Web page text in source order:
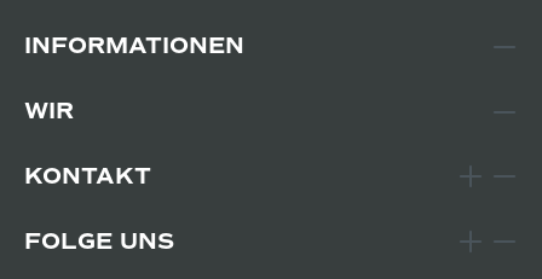
INFORMATIONEN
WIR
KONTAKT
FOLGE UNS